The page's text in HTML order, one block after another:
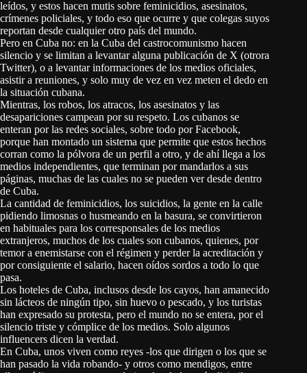
leídos, y estos hacen mutis sobre feminicidios, asesinatos,
crímenes policiales, y todo eso que ocurre y que colegas suyos
reportan desde cualquier otro país del mundo.
Pero en Cuba no: en la Cuba del castrocomunismo hacen
silencio y se limitan a levantar alguna publicación de X (otrora
Twitter), o a levantar informaciones de los medios oficiales,
asistir a reuniones, y solo muy de vez en vez meten el dedo en
la situación cubana.
Mientras, los robos, los atracos, los asesinatos y las
desapariciones campean por su respeto. Los cubanos se
enteran por las redes sociales, sobre todo por Facebook,
porque han montado un sistema que permite que estos hechos
corran como la pólvora de un perfil a otro, y de ahí llega a los
medios independientes, que terminan por mandarlos a sus
páginas, muchas de las cuales no se pueden ver desde dentro
de Cuba.
La cantidad de feminicidios, los suicidios, la gente en la calle
pidiendo limosnas o husmeando en la basura, se convirtieron
en habituales para los corresponsales de los medios
extranjeros, muchos de los cuales son cubanos, quienes, por
temor a enemistarse con el régimen y perder la acreditación y
por consiguiente el salario, hacen oídos sordos a todo lo que
pasa.
Los hoteles de Cuba, inclusos desde los cayos, han amanecido
sin lácteos de ningún tipo, sin huevo o pescado, y los turistas
han expresado su protesta, pero el mundo no se entera, por el
silencio triste y cómplice de los medios. Solo algunos
influencers dicen la verdad.
En Cuba, unos viven como reyes -los que dirigen o los que se
han pasado la vida robando- y otros como mendigos, entre